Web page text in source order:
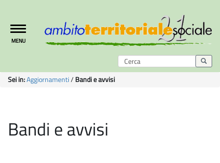
Toggle
navigation
MENU
Sei in:Aggiornamenti/Bandi e avvisi
Bandi e avvisi